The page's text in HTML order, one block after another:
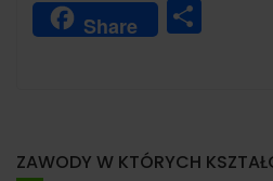
Share
e
ZAWODY W KTÓRYCH